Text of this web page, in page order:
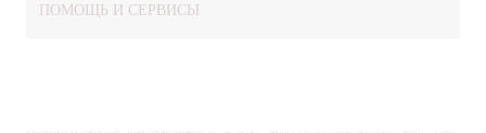
ПОМОЩЬ И СЕРВИСЫ